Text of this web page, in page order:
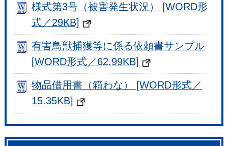
様式第3号（被害発生状況） [WORD形
式／29KB]
有害鳥獣捕獲等に係る依頼書サンプル
[WORD形式／62.99KB]
物品借用書（箱わな） [WORD形式／
15.35KB]